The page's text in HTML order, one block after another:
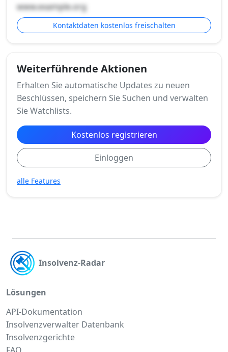
www.example.org
Kontaktdaten kostenlos freischalten
Weiterführende Aktionen
Erhalten Sie automatische Updates zu neuen
Beschlüssen, speichern Sie Suchen und verwalten
Sie Watchlists.
Kostenlos registrieren
Einloggen
alle Features
Insolvenz-Radar
Lösungen
API-Dokumentation
Insolvenzverwalter Datenbank
Insolvenzgerichte
FAQ